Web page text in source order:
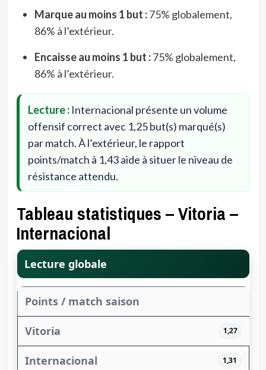
Marque au moins 1 but :75% globalement,
86% à l’extérieur.
Encaisse au moins 1 but :75% globalement,
86% à l’extérieur.
Lecture :Internacional présente un volume
offensif correct avec 1,25 but(s) marqué(s)
par match. À l’extérieur, le rapport
points/match à 1,43 aide à situer le niveau de
résistance attendu.
Tableau statistiques – Vitoria –
Internacional
Lecture globale
Points / match saison
1,27
1,31